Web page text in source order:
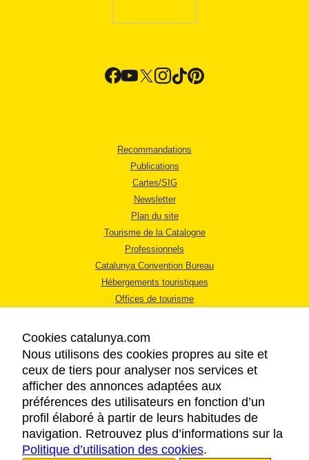
Recommandations
Publications
Cartes/SIG
Newsletter
Plan du site
Tourisme de la Catalogne
Professionnels
Catalunya Convention Bureau
Hébergements touristiques
Offices de tourisme
MENTIONS LÉGALES
RÈGLES DE CONFIDENTIALITÉ
COOKIES
ACCESSIBILITÉ
Cookies catalunya.com
Nous utilisons des cookies propres au site et
ceux de tiers pour analyser nos services et
afficher des annonces adaptées aux
préférences des utilisateurs en fonction d’un
profil élaboré à partir de leurs habitudes de
navigation. Retrouvez plus d’informations sur la
Politique d’utilisation des cookies.